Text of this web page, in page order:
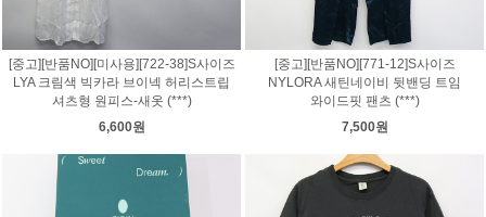
[중고][반품NO][미사용][722-38]S사이즈
LYA 크림색 빅카라 브이넥 허리스트립
셔츠형 원피스-새옷 (***)
6,600원
[중고][반품NO][771-12]S사이즈
NYLORA 새틴네이비 뒷밴딩 트임
와이드핏 팬츠 (***)
7,500원